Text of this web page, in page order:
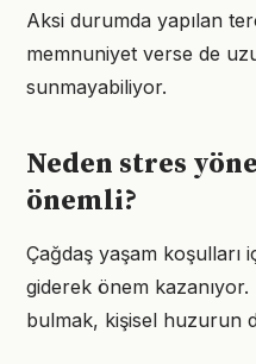
Aksi durumda yapılan
memnuniyet verse de
sunmayabiliyor.
Neden stres
önemli?
Çağdaş yaşam koşulları
giderek önem kazanıyor.
bulmak, kişisel huzurun